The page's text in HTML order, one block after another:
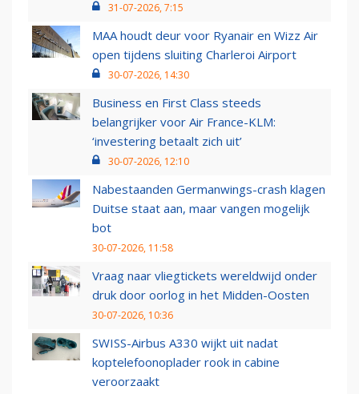
31-07-2026, 7:15
MAA houdt deur voor Ryanair en Wizz Air
open tijdens sluiting Charleroi Airport
30-07-2026, 14:30
Business en First Class steeds
belangrijker voor Air France-KLM:
‘investering betaalt zich uit’
30-07-2026, 12:10
Nabestaanden Germanwings-crash klagen
Duitse staat aan, maar vangen mogelijk
bot
30-07-2026, 11:58
Vraag naar vliegtickets wereldwijd onder
druk door oorlog in het Midden-Oosten
30-07-2026, 10:36
SWISS-Airbus A330 wijkt uit nadat
koptelefoonoplader rook in cabine
veroorzaakt